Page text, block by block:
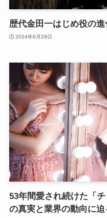
歴代金田一はじめ役の
2024年6月29日
53年間愛され続けた「
の真実と業界の動向に迫